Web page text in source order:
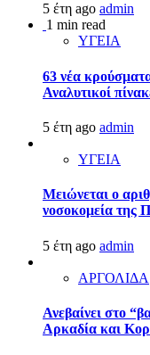
5 έτη ago admin
1 min read
ΥΓΕΙΑ
63 νέα
Αναλυτικοί
5 έτη ago admin
ΥΓΕΙΑ
Μειώνεται ο
νοσοκομεία της
5 έτη ago admin
ΑΡΓΟΛΙΔΑ
Ανεβαίνει στο
Αρκαδία και